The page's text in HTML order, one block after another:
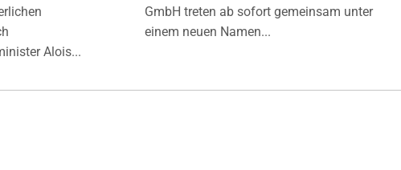
Alois...
GmbH treten ab sofort gemeinsam unter
einem neuen Namen...